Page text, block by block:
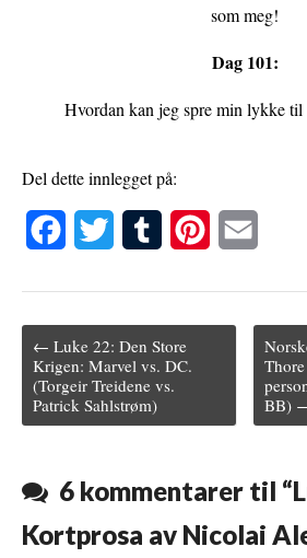
som meg!
Dag 101:
Hvordan kan jeg spre min lykke til
Del dette innlegget på:
e
b
o
k
t
e
b
l
r
r
s
t
Post navigation
← Luke 22: Den Store
Krigen: Marvel vs. DC.
(Torgeir Treidene vs.
Patrick Sahlstrøm)
BB)
6 kommentarer til “
Kortprosa av Nicolai